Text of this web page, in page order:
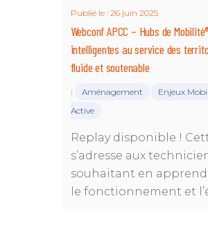
Publié le : 26 juin 2025
Webconf APCC – Hubs de
intelligentes au service des
fluide et soutenable
| Aménagement Enjeux
Active
Replay disponible !
s’adresse aux
souhaitant en
le fonctionnement et